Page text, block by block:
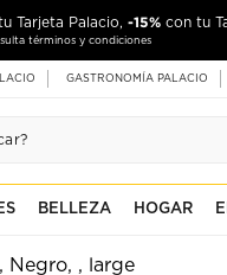
Tarjeta Palacio, -15% con tu
términos y condiciones
GASTRONOMÍA PALACIO
BELLEZA HOGAR